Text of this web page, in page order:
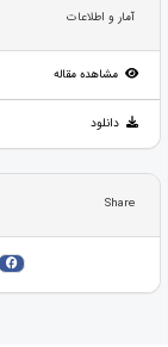
آمار و اطلاعات
مشاهده مقاله
دانلود
Share